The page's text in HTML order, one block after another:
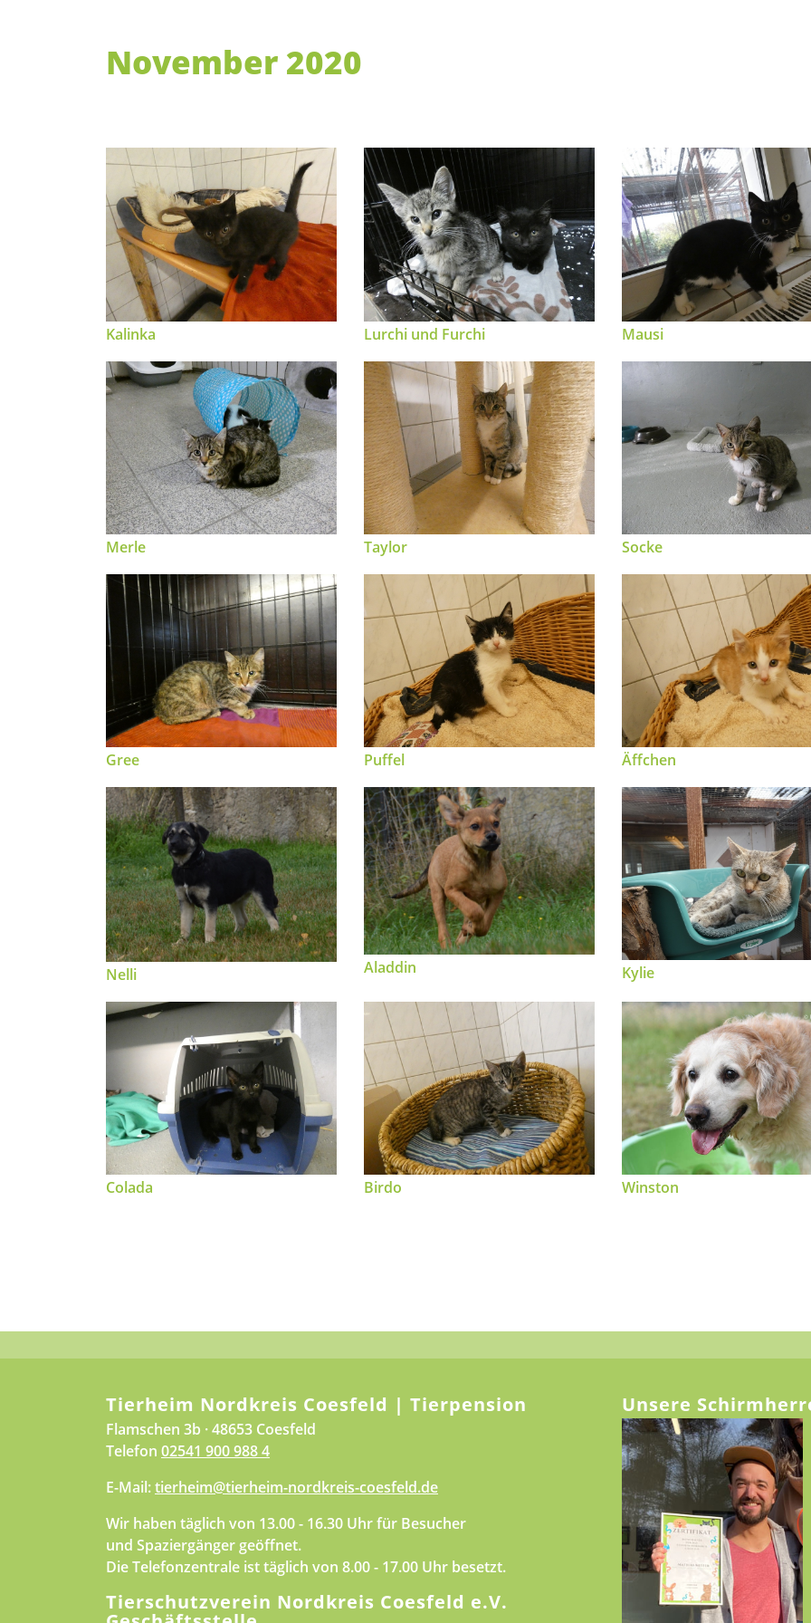
November 2020
Kalinka Lurchi und Furchi Mausi
Merle Taylor Socke
Gree Puffel Äffchen
Nelli Aladdin Kylie
Colada Birdo Winston
Tierheim Nordkreis Coesfeld | Tierpension
Flamschen 3b · 48653 Coesfeld
Telefon 02541 900 988 4
E-Mail:tierheim@tierheim-nordkreis-coesfeld.de
Wir haben täglich von 13.00 - 16.30 Uhr für Besucher
und Spaziergänger geöffnet.
Die Telefonzentrale ist täglich von 8.00 - 17.00 Uhr besetzt.
Tierschutzverein Nordkreis Coesfeld e.V.
Unsere